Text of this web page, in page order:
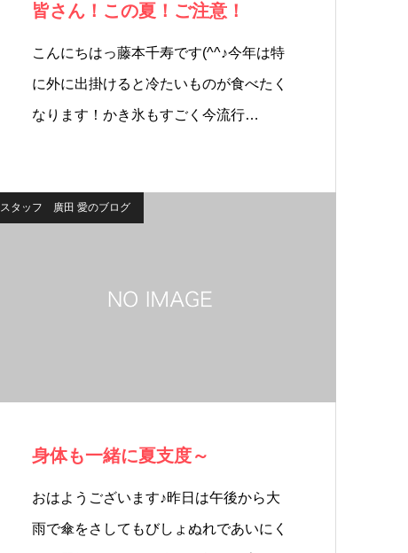
皆さん！この夏！ご注意！
こんにちはっ藤本千寿です(^^♪今年は特
に外に出掛けると冷たいものが食べたく
なります！かき氷もすごく今流行…
スタッフ 廣田 愛のブログ
身体も一緒に夏支度～
おはようございます♪昨日は午後から大
雨で傘をさしてもびしょぬれであいにく